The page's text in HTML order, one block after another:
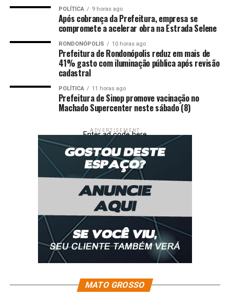
POLÍTICA 9 horas ago
Após cobrança da Prefeitura, empresa se
compromete a acelerar obra na Estrada Selene
RONDONÓPOLIS 10 horas ago
Prefeitura de Rondonópolis reduz em mais de
41% gasto com iluminação pública após revisão
cadastral
POLÍTICA 11 horas ago
Prefeitura de Sinop promove vacinação no
Machado Supercenter neste sábado (8)
ADVERTISEMENT
Enter ad code here
MATO GROSSO